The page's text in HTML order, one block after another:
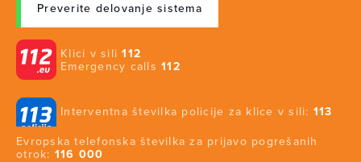
Preverite delovanje sistema
Klici v sili112
Emergency calls 112
Interventna številka policije za klice v sili: 113
Evropska telefonska številka za prijavo pogrešanih
otrok: 116 000